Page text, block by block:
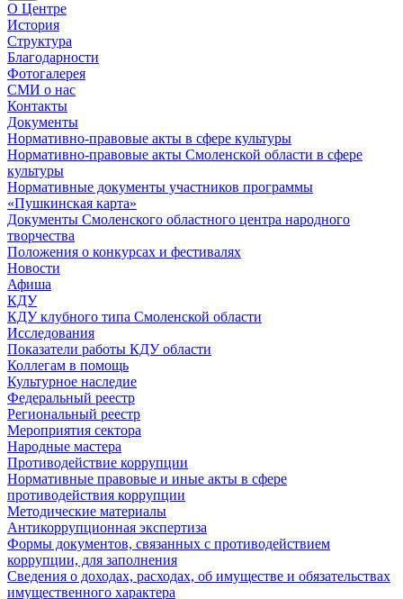
О Центре
История
Структура
Благодарности
Фотогалерея
СМИ о нас
Контакты
Документы
Нормативно-правовые акты в сфере культуры
Нормативно-правовые акты Смоленской области в сфере
культуры
Нормативные документы участников программы
«Пушкинская карта»
Документы Смоленского областного центра народного
творчества
Положения о конкурсах и фестивалях
Новости
Афиша
КДУ
КДУ клубного типа Смоленской области
Исследования
Показатели работы КДУ области
Коллегам в помощь
Культурное наследие
Федеральный реестр
Региональный реестр
Мероприятия сектора
Народные мастера
Противодействие коррупции
Нормативные правовые и иные акты в сфере
противодействия коррупции
Методические материалы
Антикоррупционная экспертиза
Формы документов, связанных с противодействием
коррупции, для заполнения
Сведения о доходах, расходах, об имуществе и обязательствах
имущественного характера